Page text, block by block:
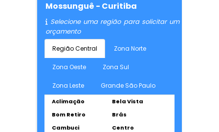
Mossunguê - Curitiba
Selecione uma região para solicitar um
orçamento
Região Central Zona Norte
Zona Oeste Zona Sul
Zona Leste Grande São Paulo
Aclimação
Bela Vista
Bom Retiro
Brás
Cambuci
Centro